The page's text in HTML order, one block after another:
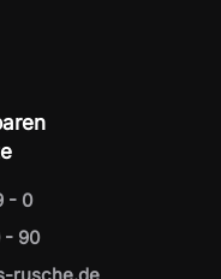
- 0
- 90